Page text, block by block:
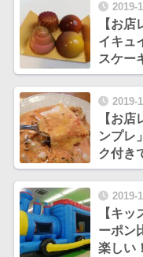
2019-
【お
イキュ
スケー
2019-
【お
ンプレ
ク付き
2019-
【キ
ーポン
楽しい！